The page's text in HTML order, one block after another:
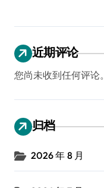
近期评论
您尚未收到任何评论。
归档
2026 年 8 月